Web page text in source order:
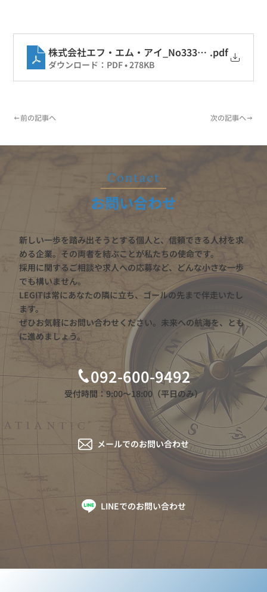
株式会社エフ・エム・アイ_No333270_〖SCM職
.pdf
ダウンロード：PDF • 278KB
←前の記事へ 次の記事へ→
​Contact
お問い合わせ
新しい一歩を踏み出そうとする個人と、信頼できる人材を求
める企業。その両者を結ぶことが私たちの使命です。
採用に関するご相談や求人への応募など、どんな小さな一歩
でも構いません。
LEGITは常にあなたの隣に立ち、ゴールの先まで伴走いたし
ます。
ぜひお気軽にお問い合わせください。未来への航海を、とも
に進めましょう。
092-600-9492
受付時間：9:00〜18:00（平日のみ）
メールでのお問い合わせ
LINEでのお問い合わせ